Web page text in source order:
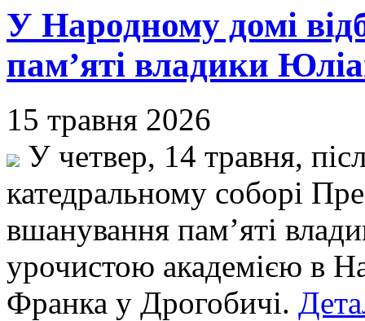
У Народному домі
пам’яті владики
15 травня 2026
У четвер, 14 травня,
катедральному соборі
вшанування пам’яті
урочистою академією в
Франка у Дрогобичі.